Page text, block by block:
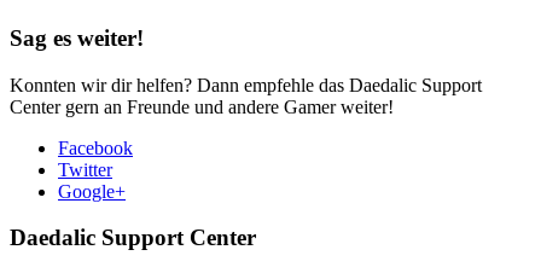
Sag es weiter!
Konnten wir dir helfen? Dann empfehle das Daedalic Support
Center gern an Freunde und andere Gamer weiter!
Facebook
Twitter
Google+
Daedalic Support Center